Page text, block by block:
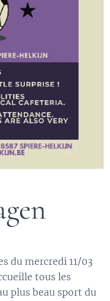
du mercredi 11/03
tous les
plus beau sport du